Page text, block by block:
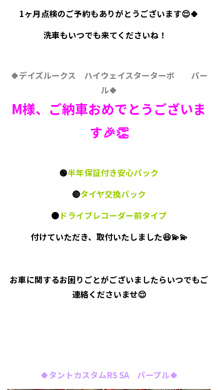
1ヶ月点検のご予約もありがとうございます😌🍀
洗車もいつでも来てくださいね！
🍀デイズルークス ハイウェイスターターボ パー
ル🍀
M様、ご納車おめでとうございま
す🎉👏
🟢半年保証付き安心パック
🔴タイヤ交換パック
🟠 ドライブレコーダー前タイプ
付けていただき、取付いたしました😆💫💫
お車に関するお困りごとがございましたらいつでもご
連絡くださいませ😌
🍀タントカスタムRS SA パープル🍀